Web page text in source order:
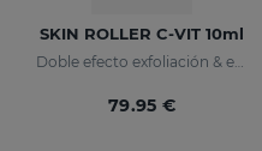
SKIN ROLLER C-VIT 10ml
Doble efecto exfoliación & eficacia
79.95 €